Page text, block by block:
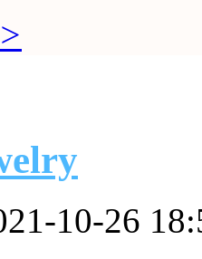
10-26